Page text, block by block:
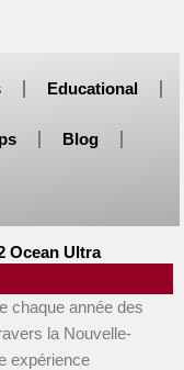
Educational
Blog
Ocean Ultra
chaque année des
la Nouvelle-
expérience